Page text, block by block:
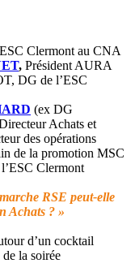
Clermont au CNA
, Président AURA
DG de l’ESC
(ex DG
Achats et
des opérations
de la promotion MSC
Clermont
RSE peut-elle
Achats ? »
d’un cocktail
la soirée